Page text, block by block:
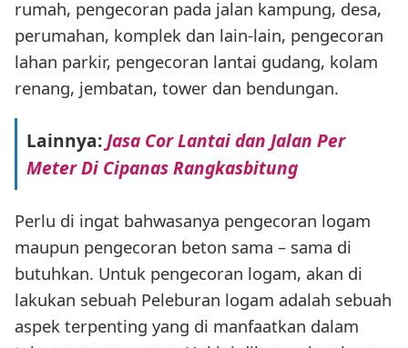
rumah, pengecoran pada jalan kampung, desa,
perumahan, komplek dan lain-lain, pengecoran
lahan parkir, pengecoran lantai gudang, kolam
renang, jembatan, tower dan bendungan.
Lainnya:Jasa Cor Lantai dan Jalan Per
Meter Di Cipanas Rangkasbitung
Perlu di ingat bahwasanya pengecoran logam
maupun pengecoran beton sama – sama di
butuhkan. Untuk pengecoran logam, akan di
lakukan sebuah Peleburan logam adalah sebuah
aspek terpenting yang di manfaatkan dalam